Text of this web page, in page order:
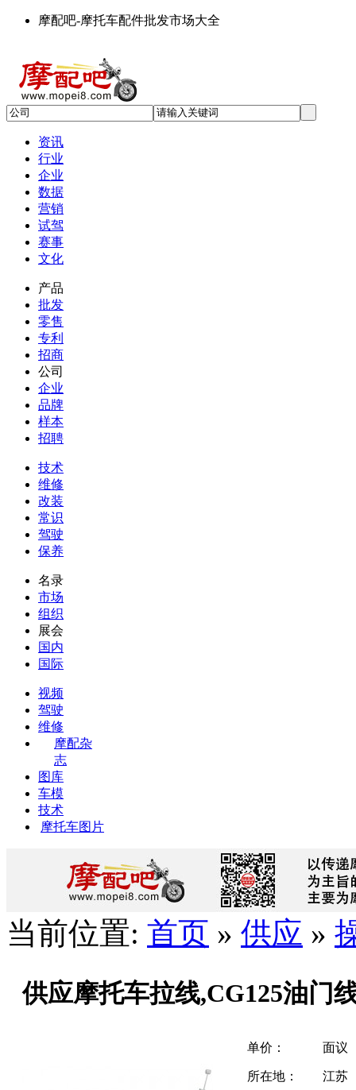
摩配吧-摩托车配件批发市场大全
资讯
行业
企业
数据
营销
试驾
赛事
文化
产品
批发
零售
专利
招商
公司
企业
品牌
样本
招聘
技术
维修
改装
常识
驾驶
保养
名录
市场
组织
展会
国内
国际
视频
驾驶
维修
摩配杂
志
图库
车模
技术
摩托车图片
当前位置: 首页 » 供应 »
供应摩托车拉线,CG125油门
单价： 面议
所在地： 江苏